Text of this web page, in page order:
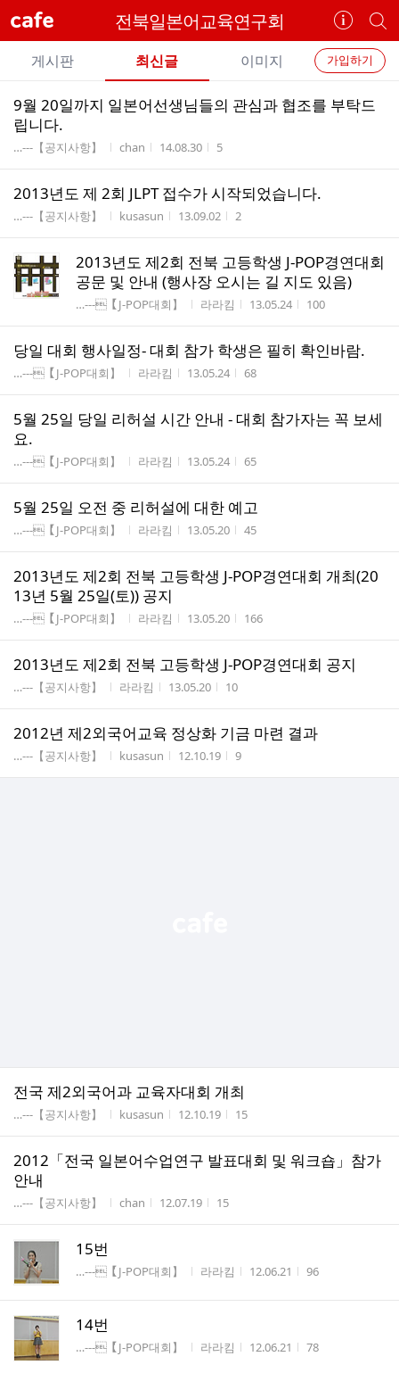
cafe 전북일본어교육연구회
카
페
정
보
기
개
별
카
페
색
카
페
메
뉴
가입하기
게시판 최신글 이미지
전
체
글
9월 20일까지 일본어선생님들의 관심과 협조를 부탁드
립니다.
게시판명
…---【공지사항】 작성자
chan 작성시간
14.08.30 조회수
5
2013년도 제 2회 JLPT 접수가 시작되었습니다.
게시판명
…---【공지사항】 작성자
kusasun 작성시간
13.09.02 조회수
2
2013년도 제2회 전북 고등학생 J-POP경연대회
공문 및 안내 (행사장 오시는 길 지도 있음)
게시판명
…---【J-POP대회】 작성자
라라킴 작성시간
13.05.24 조회수
100
당일 대회 행사일정- 대회 참가 학생은 필히 확인바람.
게시판명
…---【J-POP대회】 작성자
라라킴 작성시간
13.05.24 조회수
68
5월 25일 당일 리허설 시간 안내 - 대회 참가자는 꼭 보세
요.
게시판명
…---【J-POP대회】 작성자
라라킴 작성시간
13.05.24 조회수
65
5월 25일 오전 중 리허설에 대한 예고
게시판명
…---【J-POP대회】 작성자
라라킴 작성시간
13.05.20 조회수
45
2013년도 제2회 전북 고등학생 J-POP경연대회 개최(20
13년 5월 25일(토)) 공지
게시판명
…---【J-POP대회】 작성자
라라킴 작성시간
13.05.20 조회수
166
2013년도 제2회 전북 고등학생 J-POP경연대회 공지
게시판명
…---【공지사항】 작성자
라라킴 작성시간
13.05.20 조회수
10
2012년 제2외국어교육 정상화 기금 마련 결과
게시판명
…---【공지사항】 작성자
kusasun 작성시간
12.10.19 조회수
9
전국 제2외국어과 교육자대회 개최
게시판명
…---【공지사항】 작성자
kusasun 작성시간
12.10.19 조회수
15
2012「전국 일본어수업연구 발표대회 및 워크숍」참가
안내
게시판명
…---【공지사항】 작성자
chan 작성시간
12.07.19 조회수
15
15번
게시판명
…---【J-POP대회】 작성자
라라킴 작성시간
12.06.21 조회수
96
14번
게시판명
…---【J-POP대회】 작성자
라라킴 작성시간
12.06.21 조회수
78